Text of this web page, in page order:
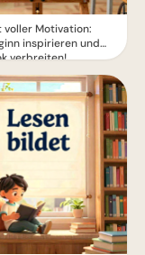
voller Motivation:
inspirieren und
verbreiten!